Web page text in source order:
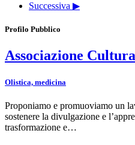
Successiva ▶
Profilo Pubblico
Associazione
Olistica, medicina
Proponiamo e promuoviamo un
sostenere la divulgazione e
trasformazione e…